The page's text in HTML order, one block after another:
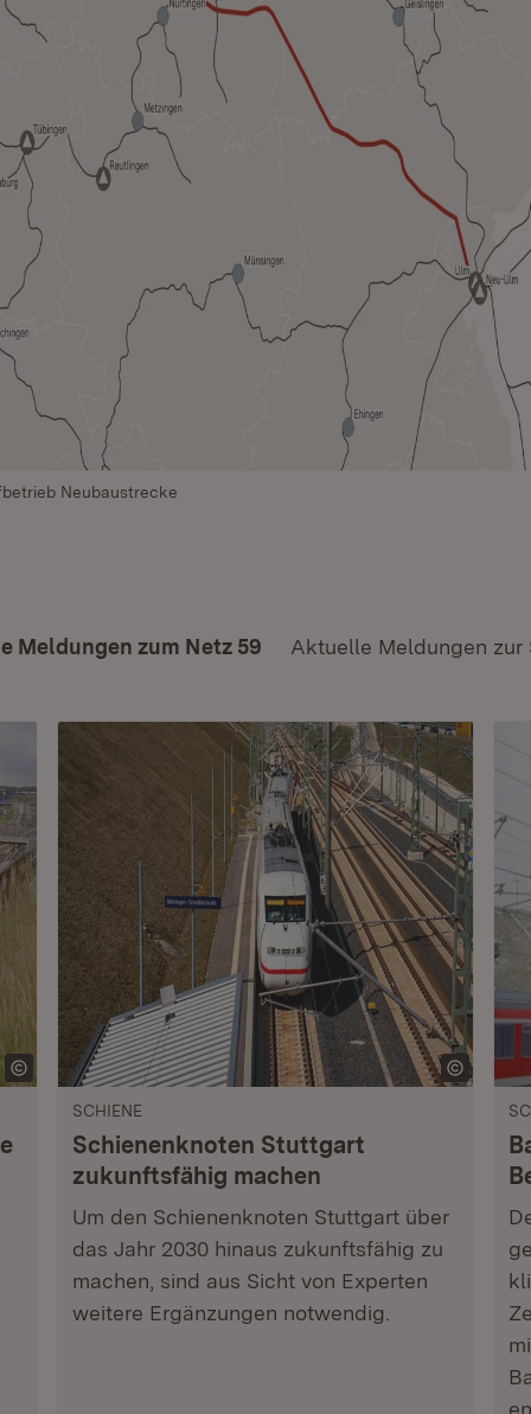
Neubaustrecke
Meldungen zum Netz 59 Aktuelle Meldungen zur
SCHIENE
Schienenknoten Stuttgart
zukunftsfähig machen
Um den Schienenknoten Stuttgart über
das Jahr 2030 hinaus zukunftsfähig zu
machen, sind aus Sicht von Experten
weitere Ergänzungen notwendig.